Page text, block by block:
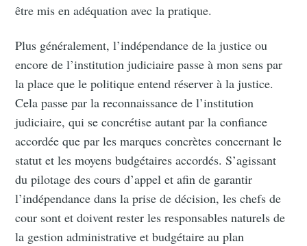
être mis en adéquation avec la pratique.
Plus généralement, l’indépendance de la justice ou
encore de l’institution judiciaire passe à mon sens par
la place que le politique entend réserver à la justice.
Cela passe par la reconnaissance de l’institution
judiciaire, qui se concrétise autant par la confiance
accordée que par les marques concrètes concernant le
statut et les moyens budgétaires accordés. S’agissant
du pilotage des cours d’appel et afin de garantir
l’indépendance dans la prise de décision, les chefs de
cour sont et doivent rester les responsables naturels de
la gestion administrative et budgétaire au plan